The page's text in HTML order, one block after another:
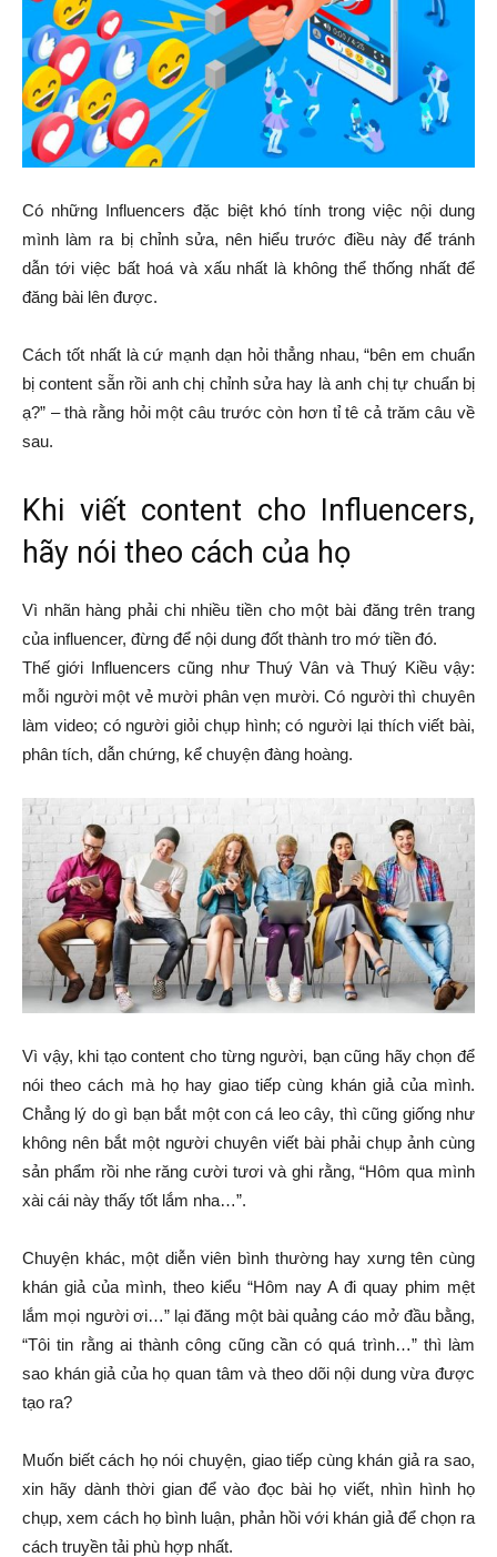
Có những Influencers đặc biệt khó tính trong việc nội dung
mình làm ra bị chỉnh sửa, nên hiểu trước điều này để tránh
dẫn tới việc bất hoá và xấu nhất là không thể thống nhất để
đăng bài lên được.
Cách tốt nhất là cứ mạnh dạn hỏi thẳng nhau, “bên em chuẩn
bị content sẵn rồi anh chị chỉnh sửa hay là anh chị tự chuẩn bị
ạ?” – thà rằng hỏi một câu trước còn hơn tỉ tê cả trăm câu về
sau.
Khi viết content cho Influencers,
hãy nói theo cách của họ
Vì nhãn hàng phải chi nhiều tiền cho một bài đăng trên trang
của influencer, đừng để nội dung đốt thành tro mớ tiền đó.
Thế giới Influencers cũng như Thuý Vân và Thuý Kiều vậy:
mỗi người một vẻ mười phân vẹn mười. Có người thì chuyên
làm video; có người giỏi chụp hình; có người lại thích viết bài,
phân tích, dẫn chứng, kể chuyện đàng hoàng.
Vì vậy, khi tạo content cho từng người, bạn cũng hãy chọn để
nói theo cách mà họ hay giao tiếp cùng khán giả của mình.
Chẳng lý do gì bạn bắt một con cá leo cây, thì cũng giống như
không nên bắt một người chuyên viết bài phải chụp ảnh cùng
sản phẩm rồi nhe răng cười tươi và ghi rằng, “Hôm qua mình
xài cái này thấy tốt lắm nha…”.
Chuyện khác, một diễn viên bình thường hay xưng tên cùng
khán giả của mình, theo kiểu “Hôm nay A đi quay phim mệt
lắm mọi người ơi…” lại đăng một bài quảng cáo mở đầu bằng,
“Tôi tin rằng ai thành công cũng cần có quá trình…” thì làm
sao khán giả của họ quan tâm và theo dõi nội dung vừa được
tạo ra?
Muốn biết cách họ nói chuyện, giao tiếp cùng khán giả ra sao,
xin hãy dành thời gian để vào đọc bài họ viết, nhìn hình họ
chụp, xem cách họ bình luận, phản hồi với khán giả để chọn ra
cách truyền tải phù hợp nhất.